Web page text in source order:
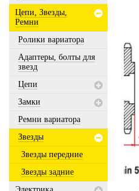
Цепи, Звезды,
Ремни
Ролики вариатора
Адаптеры, болты для
звезд
Цепи
Замки
Ремни вариатора
Звезды
Звезды передние
Звезды задние